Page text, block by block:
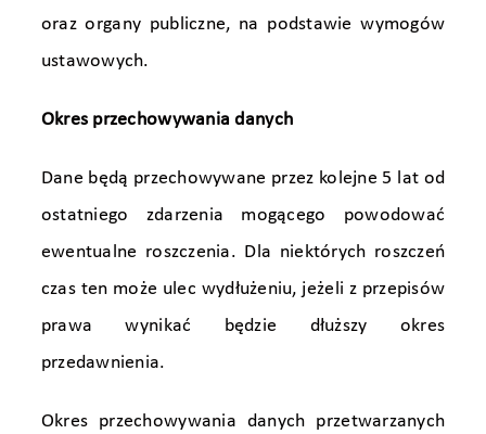
oraz organy publiczne, na podstawie wymogów
ustawowych.
Okres przechowywania danych
Dane będą przechowywane przez kolejne 5 lat od
ostatniego zdarzenia mogącego powodować
ewentualne roszczenia. Dla niektórych roszczeń
czas ten może ulec wydłużeniu, jeżeli z przepisów
prawa wynikać będzie dłuższy okres
przedawnienia.
Okres przechowywania danych przetwarzanych